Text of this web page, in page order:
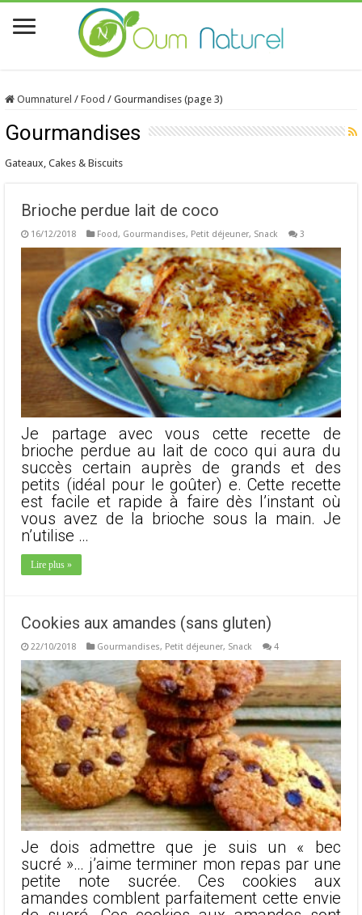
Oumnaturel / Food / Gourmandises (page 3)
Gourmandises
Gateaux, Cakes & Biscuits
Brioche perdue lait de coco
16/12/2018 Food, Gourmandises, Petit déjeuner, Snack 3
Je partage avec vous cette recette de
brioche perdue au lait de coco qui aura du
succès certain auprès de grands et des
petits (idéal pour le goûter) e. Cette recette
est facile et rapide à faire dès l’instant où
vous avez de la brioche sous la main. Je
n’utilise …
Lire plus »
Cookies aux amandes (sans gluten)
22/10/2018 Gourmandises, Petit déjeuner, Snack 4
Je dois admettre que je suis un « bec
sucré »… j’aime terminer mon repas par une
petite note sucrée. Ces cookies aux
amandes comblent parfaitement cette envie